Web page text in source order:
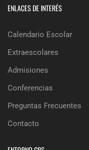
ENLACES DE INTERÉS
Calendario Escolar
Extraescolares
Admisiones
Conferencias
Preguntas Frecuentes
Contacto